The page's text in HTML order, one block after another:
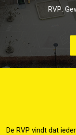
RVP:
De RVP vindt dat